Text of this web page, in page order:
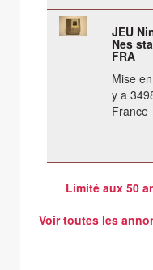
JEU
Nes
FRA
Mise
y a
France
Limité aux 50
Voir toutes les